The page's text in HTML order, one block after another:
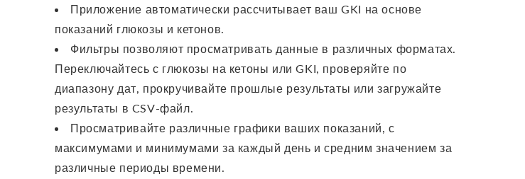
Приложение автоматически рассчитывает ваш GKI на основе
показаний глюкозы и кетонов.
Фильтры позволяют просматривать данные в различных форматах.
Переключайтесь с глюкозы на кетоны или GKI, проверяйте по
диапазону дат, прокручивайте прошлые результаты или загружайте
результаты в CSV-файл.
Просматривайте различные графики ваших показаний, с
максимумами и минимумами за каждый день и средним значением за
различные периоды времени.